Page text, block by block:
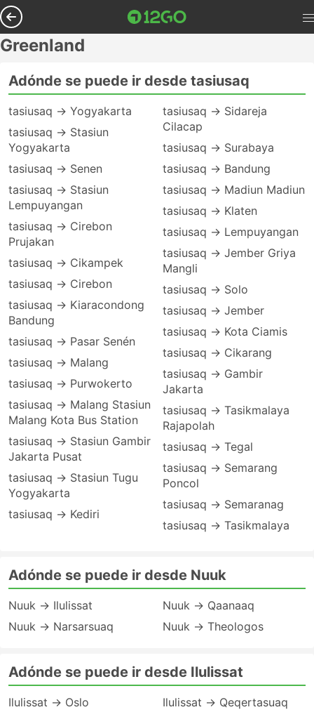
Greenland
Adónde se puede ir desde tasiusaq
tasiusaq → Yogyakarta
tasiusaq → Stasiun
Yogyakarta
tasiusaq → Senen
tasiusaq → Stasiun
Lempuyangan
tasiusaq → Cirebon
Prujakan
tasiusaq → Cikampek
tasiusaq → Cirebon
tasiusaq → Kiaracondong
Bandung
tasiusaq → Pasar Senén
tasiusaq → Malang
tasiusaq → Purwokerto
tasiusaq → Malang Stasiun
Malang Kota Bus Station
tasiusaq → Stasiun Gambir
Jakarta Pusat
tasiusaq → Stasiun Tugu
Yogyakarta
tasiusaq → Kediri
tasiusaq → Sidareja
Cilacap
tasiusaq → Surabaya
tasiusaq → Bandung
tasiusaq → Madiun Madiun
tasiusaq → Klaten
tasiusaq → Lempuyangan
tasiusaq → Jember Griya
Mangli
tasiusaq → Solo
tasiusaq → Jember
tasiusaq → Kota Ciamis
tasiusaq → Cikarang
tasiusaq → Gambir
Jakarta
tasiusaq → Tasikmalaya
Rajapolah
tasiusaq → Tegal
tasiusaq → Semarang
Poncol
tasiusaq → Semaranag
tasiusaq → Tasikmalaya
Adónde se puede ir desde Nuuk
Nuuk → Ilulissat
Nuuk → Narsarsuaq
Nuuk → Qaanaaq
Nuuk → Theologos
Adónde se puede ir desde Ilulissat
Ilulissat → Oslo
Ilulissat → Qeqertasuaq